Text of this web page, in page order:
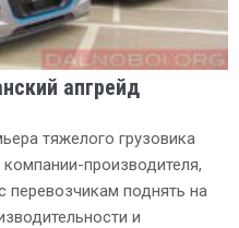
апгрейд
тяжелого грузовика
производителя,
перевозчикам поднять на
и